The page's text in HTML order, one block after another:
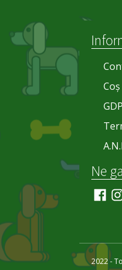
Coș
Ne
2022 -